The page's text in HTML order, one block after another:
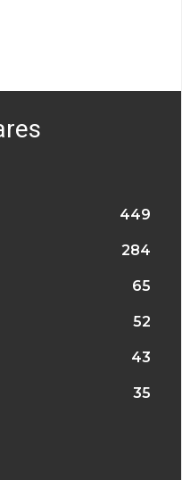
449
284
65
52
43
35